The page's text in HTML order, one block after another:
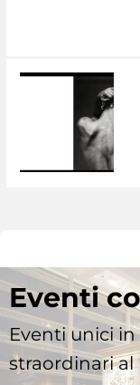
Eventi
Eventi unici
straordinari al